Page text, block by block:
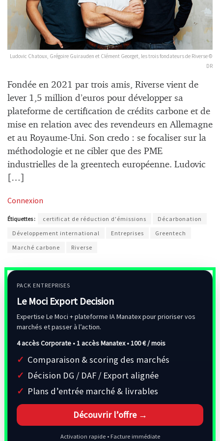
Ludovic Chatoux, Grégoire Guirauden et Clément Georget, les trois fondateurs de Riverse ©
DR
Fondée en 2021 par trois amis, Riverse vient de
lever 1,5 million d’euros pour développer sa
plateforme de certification de crédits carbone et de
mise en relation avec des revendeurs en Allemagne
et au Royaume-Uni. Son credo : se focaliser sur la
méthodologie et ne cibler que des PME
industrielles de la greentech européenne. Ludovic
[…]
Connexion
Étiquettes : certificat de réduction d'émissions
Décarbonation
Développement international
Entreprises
Greentech
Marché carbone
Riverse
PACK ENTREPRISES
Le Moci Export Decision
Expertise Le Moci + plateforme IA Manatex pour prioriser vos
marchés et passer à l’action.
4 accès Corporate • 1 accès Manatex •100 € / mois
Comparaison & scoring des marchés
Décision DG / DAF / Export alignée
Plans d’entrée marché & livrables
Découvrir l’offre →
Activation rapide • Facture immédiate